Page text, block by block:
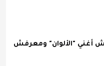
أغني "الألوان" ومعرفش